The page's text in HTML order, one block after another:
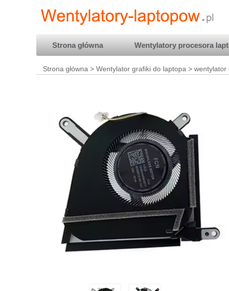
Strona główna Wentylatory procesora
Strona główna >Wentylator grafiki do laptopa > wentylator